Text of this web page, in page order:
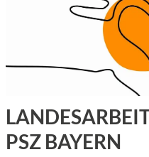
PSZ BAYERN